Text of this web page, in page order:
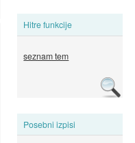
Hitre funkcije
seznam tem
Posebni izpisi